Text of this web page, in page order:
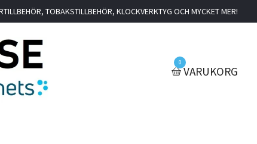
TOBAKSTILLBEHÖR, KLOCKVERKTYG OCH MYCKET MER!
0
VARUKORG